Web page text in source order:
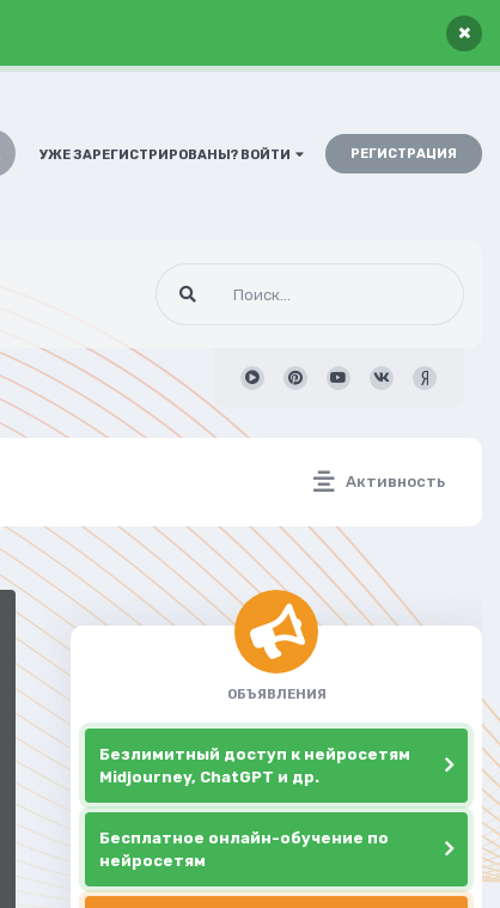
×
УЖЕ ЗАРЕГИСТРИРОВАНЫ? ВОЙТИ РЕГИСТРАЦИЯ
Активность
ОБЪЯВЛЕНИЯ
Безлимитный доступ к нейросетям
Midjourney, ChatGPT и др.
Бесплатное онлайн-обучение по
нейросетям